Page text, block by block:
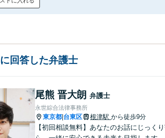
回答した弁護士
尾熊 晋大朗 弁護士
永世綜合法律事務所
東京都 台東区 根津駅 から徒歩9分
【初回相談無料】あなたのお話にじっく